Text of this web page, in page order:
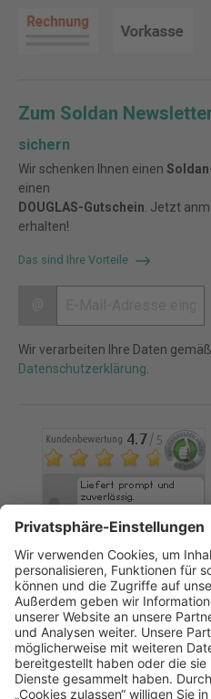
Zum Soldan
sichern
Wir schenken Ihnen einen
einen
DOUGLAS-Gutschein . Jetzt
erhalten!
Das sind Ihre Vorteile
Wir verarbeiten Ihre Daten
Datenschutzerklärung